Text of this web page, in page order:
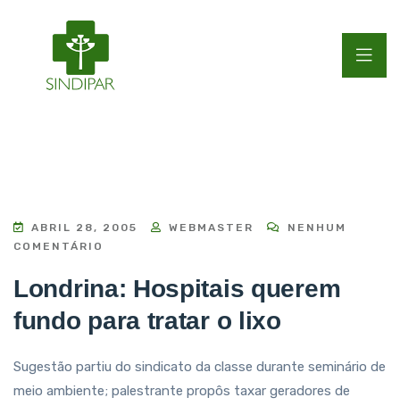
ABRIL 28, 2005 WEBMASTER
NENHUM
COMENTÁRIO
Londrina: Hospitais querem
fundo para tratar o lixo
Sugestão partiu do sindicato da classe durante seminário de
meio ambiente; palestrante propôs taxar geradores de